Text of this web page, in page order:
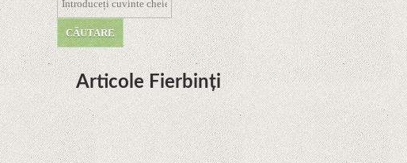
Articole Fierbinți
Dota Anime venind la Netflix în
această lună de la Legenda Korra